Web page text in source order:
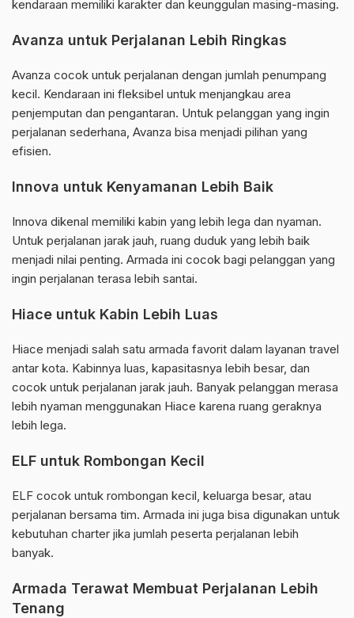
kendaraan memiliki karakter dan keunggulan masing-masing.
Avanza untuk Perjalanan Lebih Ringkas
Avanza cocok untuk perjalanan dengan jumlah penumpang
kecil. Kendaraan ini fleksibel untuk menjangkau area
penjemputan dan pengantaran. Untuk pelanggan yang ingin
perjalanan sederhana, Avanza bisa menjadi pilihan yang
efisien.
Innova untuk Kenyamanan Lebih Baik
Innova dikenal memiliki kabin yang lebih lega dan nyaman.
Untuk perjalanan jarak jauh, ruang duduk yang lebih baik
menjadi nilai penting. Armada ini cocok bagi pelanggan yang
ingin perjalanan terasa lebih santai.
Hiace untuk Kabin Lebih Luas
Hiace menjadi salah satu armada favorit dalam layanan travel
antar kota. Kabinnya luas, kapasitasnya lebih besar, dan
cocok untuk perjalanan jarak jauh. Banyak pelanggan merasa
lebih nyaman menggunakan Hiace karena ruang geraknya
lebih lega.
ELF untuk Rombongan Kecil
ELF cocok untuk rombongan kecil, keluarga besar, atau
perjalanan bersama tim. Armada ini juga bisa digunakan untuk
kebutuhan charter jika jumlah peserta perjalanan lebih
banyak.
Armada Terawat Membuat Perjalanan Lebih
Tenang